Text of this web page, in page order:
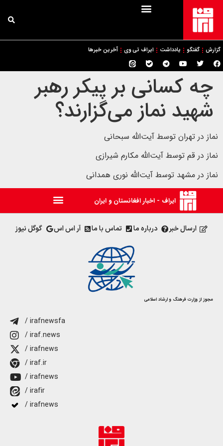
گزارش گفتگو یادداشت ایراف تی وی آخرین خبرها
چه کسانی بر پیکر رهبر
شهید نماز می‌گزارند؟
نماز در تهران توسط آیت‌الله سبحانی
نماز در قم توسط آیت‌الله مکارم شیرازی
نماز در مشهد توسط آیت‌الله نوری همدانی
ایراف - اخبار افغانستان و ایران
ارسال خبر درباره ما تماس با ما آر اس اس گوگل نیوز
مجوز از وزارت فرهنگ و ارشاد اسلامی
/ irafnewsfa
/ iraf.news
/ irafnews
/ iraf.ir
/ irafnews
/ irafir
/ irafnews